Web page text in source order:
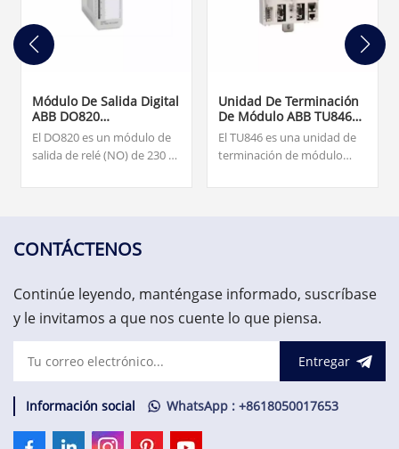
Módulo De Salida Digital
ABB DO820
3BSE008514R1
El DO820 es un módulo de
salida de relé (NO) de 230 V
S800. Nuestro equipo está
para ayudarlo con sus
contáctenos.
Unidad De Terminación
De Módulo ABB TU846
3BSE022460R1
El TU846 es una unidad de
terminación de módulo
redundante de la interfaz
CONTÁCTENOS
Continúe leyendo, manténgase informado, suscríbase
y le invitamos a que nos cuente lo que piensa.
Entregar
Información social WhatsApp : +8618050017653